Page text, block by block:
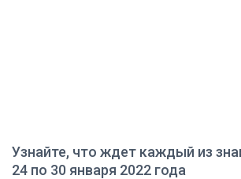
Узнайте, что ждет каждый из
24 по 30 января 2022 года